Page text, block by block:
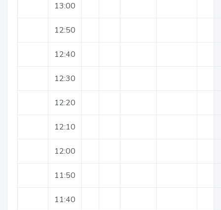
13:00
12:50
12:40
12:30
12:20
12:10
12:00
11:50
11:40